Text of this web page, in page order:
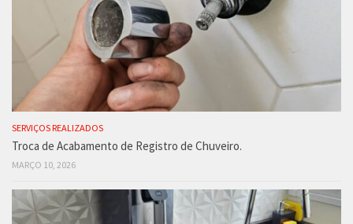
SERVIÇOS REALIZADOS
Troca de Acabamento de Registro de Chuveiro.
MARÇO 10, 2026